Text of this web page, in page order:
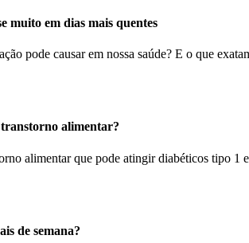
muito em dias mais quentes
pode causar em nossa saúde? E o que
transtorno alimentar?
alimentar que pode atingir diabéticos tipo 1
de semana?